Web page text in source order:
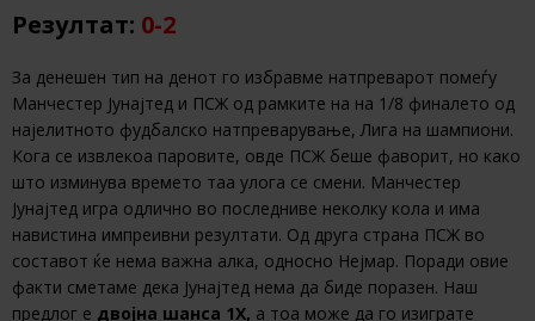
Резултат: 0-2
За денешен тип на денот го избравме натпреварот помеѓу
Манчестер Јунајтед и ПСЖ од рамките на на 1/8 финалето од
најелитното фудбалско натпреварување, Лига на шампиони.
Кога се извлекоа паровите, овде ПСЖ беше фаворит, но како
што изминува времето таа улога се смени. Манчестер
Јунајтед игра одлично во последниве неколку кола и има
навистина импреивни резултати. Од друга страна ПСЖ во
составот ќе нема важна алка, односно Нејмар. Поради овие
факти сметаме дека Јунајтед нема да биде поразен. Наш
предлог е двојна шанса 1Х, а тоа може да го изиграте